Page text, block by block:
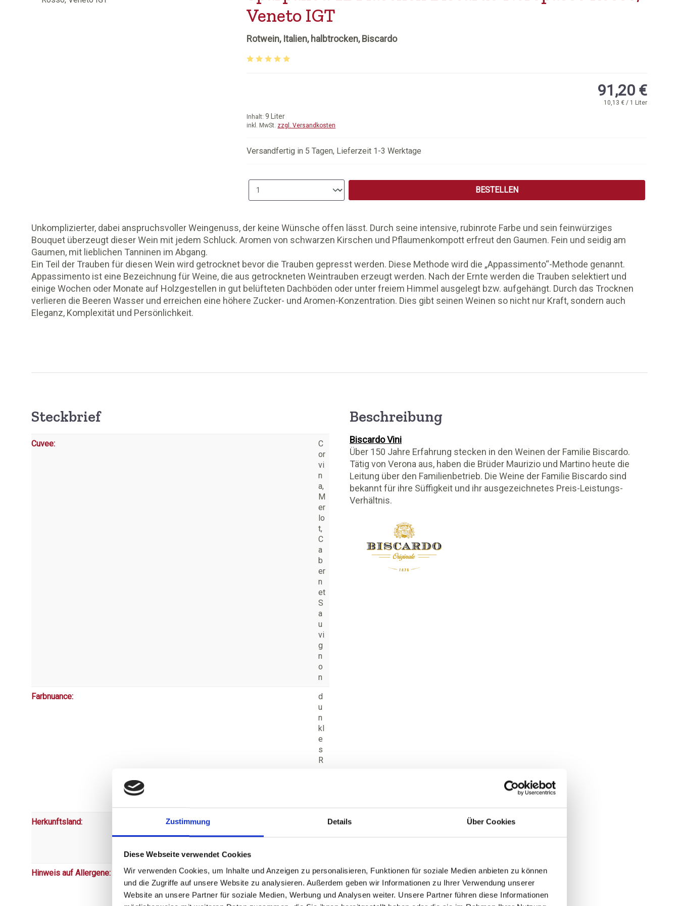
Zustimmung Details Über Cookies
Diese Webseite verwendet Cookies
Wir verwenden Cookies, um Inhalte und Anzeigen zu personalisieren, Funktionen für soziale Medien anbieten zu können
und die Zugriffe auf unsere Website zu analysieren. Außerdem geben wir Informationen zu Ihrer Verwendung unserer
Website an unsere Partner für soziale Medien, Werbung und Analysen weiter. Unsere Partner führen diese Informationen
Unkomplizierter, dabei anspruchsvoller Weingenuss, der keine Wünsche offen lässt. Durch seine intensive, rubinrote Farbe und sein feinwürziges
Bouquet überzeugt dieser Wein mit jedem Schluck. Aromen von schwarzen Kirschen und Pflaumenkompott erfreut den Gaumen. Fein und seidig am
Gaumen, mit lieblichen Tanninen im Abgang.
Ein Teil der Trauben für diesen Wein wird getrocknet bevor die Trauben gepresst werden. Diese Methode wird die „Appassimento“-Methode genannt.
Appassimento ist eine Bezeichnung für Weine, die aus getrockneten Weintrauben erzeugt werden. Nach der Ernte werden die Trauben selektiert und
einige Wochen oder Monate auf Holzgestellen in gut belüfteten Dachböden oder unter freiem Himmel ausgelegt bzw. aufgehängt. Durch das Trocknen
verlieren die Beeren Wasser und erreichen eine höhere Zucker- und Aromen-Konzentration. Dies gibt seinen Weinen so nicht nur Kraft, sondern auch
Eleganz, Komplexität und Persönlichkeit.
Veneto IGT
Rotwein, Italien, halbtrocken, Biscardo
91,20 €
10,13 € / 1 Liter
Inhalt:9 Liter
inkl. MwSt. zzgl. Versandkosten
Versandfertig in 5 Tagen, Lieferzeit 1-3 Werktage
Produkt Anzahl: Gib den gewünschten Wert ein oder benutze die
BESTELLEN
Steckbrief
Cuvee:
C
or
vi
n
a,
M
er
lo
t,
C
a
b
er
n
et
S
a
u
vi
g
n
o
n
Farbnuance:
d
u
n
kl
e
s
R
Herkunftsland:
Hinweis auf Allergene:
e
nt
h
Beschreibung
Biscardo Vini
Über 150 Jahre Erfahrung stecken in den Weinen der Familie Biscardo.
Tätig von Verona aus, haben die Brüder Maurizio und Martino heute die
Leitung über den Familienbetrieb. Die Weine der Familie Biscardo sind
bekannt für ihre Süffigkeit und ihr ausgezeichnetes Preis-Leistungs-
Verhältnis.